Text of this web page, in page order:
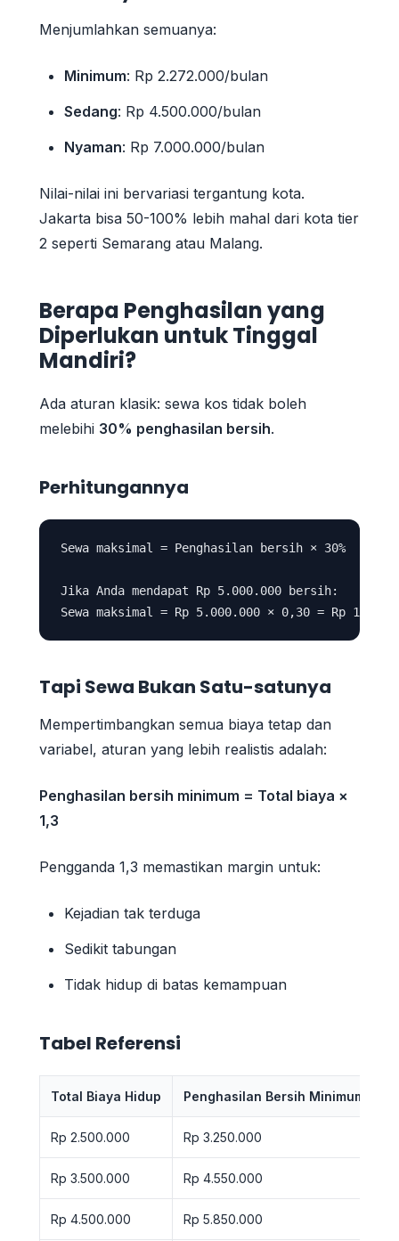
Menjumlahkan semuanya:
Minimum: Rp 2.272.000/bulan
Sedang: Rp 4.500.000/bulan
Nyaman: Rp 7.000.000/bulan
Nilai-nilai ini bervariasi tergantung kota.
Jakarta bisa 50-100% lebih mahal dari kota tier
2 seperti Semarang atau Malang.
Berapa Penghasilan yang
Diperlukan untuk Tinggal
Mandiri?
Ada aturan klasik: sewa kos tidak boleh
melebihi 30% penghasilan bersih.
Perhitungannya
Sewa maksimal = Penghasilan bersih × 30%
Jika Anda mendapat Rp 5.000.000 bersih:
Tapi Sewa Bukan Satu-satunya
Mempertimbangkan semua biaya tetap dan
variabel, aturan yang lebih realistis adalah:
Penghasilan bersih minimum = Total biaya ×
1,3
Pengganda 1,3 memastikan margin untuk:
Kejadian tak terduga
Sedikit tabungan
Tidak hidup di batas kemampuan
Tabel Referensi
Total Biaya Hidup Penghasilan Bersih Minimum
Rp 2.500.000 Rp 3.250.000
Rp 3.500.000 Rp 4.550.000
Rp 4.500.000 Rp 5.850.000